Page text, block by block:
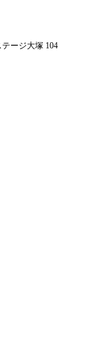
ージ大塚 104